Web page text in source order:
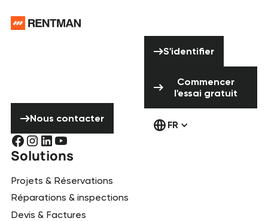
Nous contacter
S'identifier
Commencer
l'essai gratuit
FR
Solutions
Projets & Réservations
Réparations & inspections
Devis & Factures